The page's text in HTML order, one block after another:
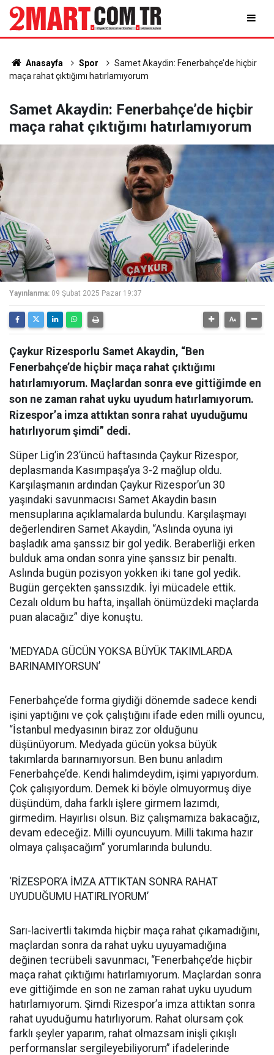
Anasayfa Spor
Samet Akaydin: Fenerbahçe’de hiçbir
maça rahat çıktığımı hatırlamıyorum
Samet Akaydin: Fenerbahçe’de hiçbir
maça rahat çıktığımı hatırlamıyorum
Yayınlanma: 09 Şubat 2025 Pazar 19:37
Çaykur Rizesporlu Samet Akaydin, “Ben
Fenerbahçe’de hiçbir maça rahat çıktığımı
hatırlamıyorum. Maçlardan sonra eve gittiğimde en
son ne zaman rahat uyku uyudum hatırlamıyorum.
Rizespor’a imza attıktan sonra rahat uyuduğumu
hatırlıyorum şimdi” dedi.
Süper Lig’in 23’üncü haftasında Çaykur Rizespor,
deplasmanda Kasımpaşa’ya 3-2 mağlup oldu.
Karşılaşmanın ardından Çaykur Rizespor’un 30
yaşındaki savunmacısı Samet Akaydin basın
mensuplarına açıklamalarda bulundu. Karşılaşmayı
değerlendiren Samet Akaydin, “Aslında oyuna iyi
başladık ama şanssız bir gol yedik. Beraberliği erken
bulduk ama ondan sonra yine şanssız bir penaltı.
Aslında bugün pozisyon yokken iki tane gol yedik.
Bugün gerçekten şanssızdık. İyi mücadele ettik.
Cezalı oldum bu hafta, inşallah önümüzdeki maçlarda
puan alacağız” diye konuştu.
‘MEDYADA GÜCÜN YOKSA BÜYÜK TAKIMLARDA
BARINAMIYORSUN’
Fenerbahçe’de forma giydiği dönemde sadece kendi
işini yaptığını ve çok çalıştığını ifade eden milli oyuncu,
“İstanbul medyasının biraz zor olduğunu
düşünüyorum. Medyada gücün yoksa büyük
takımlarda barınamıyorsun. Ben bunu anladım
Fenerbahçe’de. Kendi halimdeydim, işimi yapıyordum.
Çok çalışıyordum. Demek ki böyle olmuyormuş diye
düşündüm, daha farklı işlere girmem lazımdı,
girmedim. Hayırlısı olsun. Biz çalışmamıza bakacağız,
devam edeceğiz. Milli oyuncuyum. Milli takıma hazır
olmaya çalışacağım” yorumlarında bulundu.
‘RİZESPOR’A İMZA ATTIKTAN SONRA RAHAT
UYUDUĞUMU HATIRLIYORUM’
Sarı-lacivertli takımda hiçbir maça rahat çıkamadığını,
maçlardan sonra da rahat uyku uyuyamadığına
değinen tecrübeli savunmacı, “Fenerbahçe’de hiçbir
maça rahat çıktığımı hatırlamıyorum. Maçlardan sonra
eve gittiğimde en son ne zaman rahat uyku uyudum
hatırlamıyorum. Şimdi Rizespor’a imza attıktan sonra
rahat uyuduğumu hatırlıyorum. Rahat olursam çok
farklı şeyler yaparım, rahat olmazsam inişli çıkışlı
performanslar sergileyebiliyorum” ifadelerinde